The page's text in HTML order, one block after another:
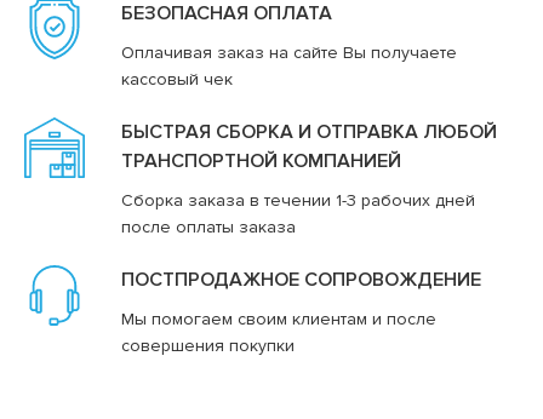
БЕЗОПАСНАЯ ОПЛАТА
Оплачивая заказ на сайте Вы получаете
кассовый чек
БЫСТРАЯ СБОРКА И ОТПРАВКА ЛЮБОЙ
ТРАНСПОРТНОЙ КОМПАНИЕЙ
Сборка заказа в течении 1-3 рабочих дней
после оплаты заказа
ПОСТПРОДАЖНОЕ СОПРОВОЖДЕНИЕ
Мы помогаем своим клиентам и после
совершения покупки